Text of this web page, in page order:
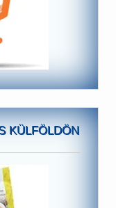
KÜLFÖLDÖN